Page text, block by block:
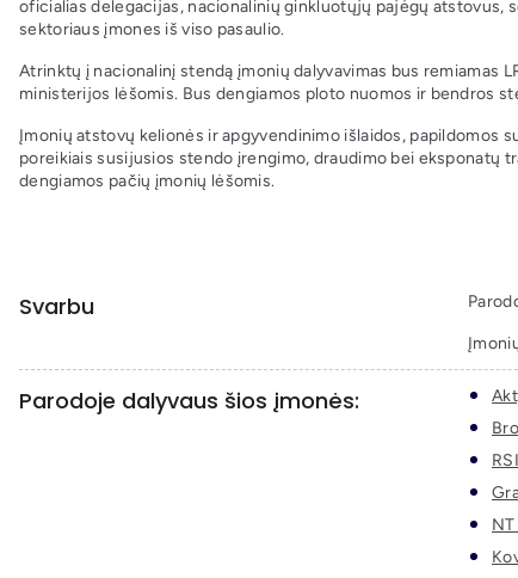
oficialias delegacijas, nacionalinių ginkluotųjų pajėgų atstovus,
sektoriaus įmones iš viso pasaulio.
Atrinktų į nacionalinį stendą įmonių dalyvavimas bus remiamas
ministerijos lėšomis. Bus dengiamos ploto nuomos ir bendros
Įmonių atstovų kelionės ir apgyvendinimo išlaidos, papildomos
poreikiais susijusios stendo įrengimo, draudimo bei eksponatų
dengiamos pačių įmonių lėšomis.
Svarbu
Parodoje dalyvaus šios įmonės: